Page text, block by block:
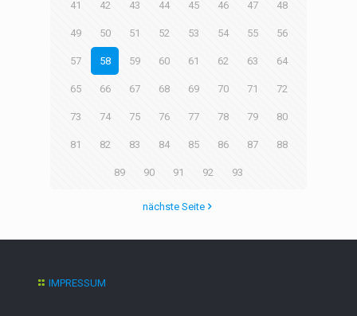
41 42 43 44 45 46 47 48
49 50 51 52 53 54 55 56
57 58 59 60 61 62 63 64
65 66 67 68 69 70 71 72
73 74 75 76 77 78 79 80
81 82 83 84 85 86 87 88
89 90 91 92 93
nächste Seite
IMPRESSUM